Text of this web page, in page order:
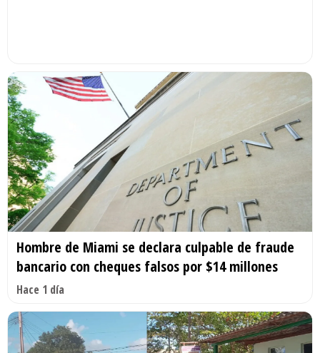
Hombre de Miami se declara culpable de fraude
bancario con cheques falsos por $14 millones
Hace 1 día